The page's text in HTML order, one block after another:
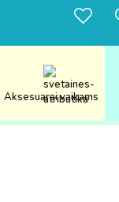
Aksesuarai vaikams